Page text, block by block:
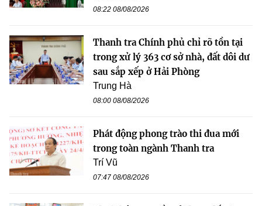
08:22 08/08/2026
Thanh tra Chính phủ chỉ rõ tồn tại
trong xử lý 363 cơ sở nhà, đất dôi dư
sau sắp xếp ở Hải Phòng
Trung Hà
08:00 08/08/2026
Phát động phong trào thi đua mới
trong toàn ngành Thanh tra
Trí Vũ
07:47 08/08/2026